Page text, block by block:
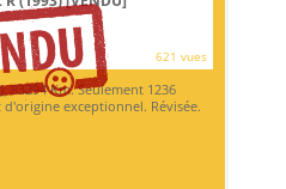
621 vues
83294 Km. Seulement 1236
exceptionnel. Révisée.